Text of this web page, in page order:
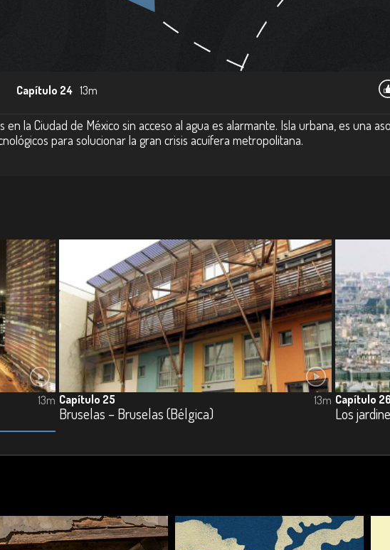
Capítulo 24 13m
en la Ciudad de México sin acceso al agua es alarmante. Isla urbana, es una
para solucionar la gran crisis acuífera metropolitana.
13m Capítulo 25
Bruselas – Bruselas (Bélgica)
13m Capítulo 26
Los